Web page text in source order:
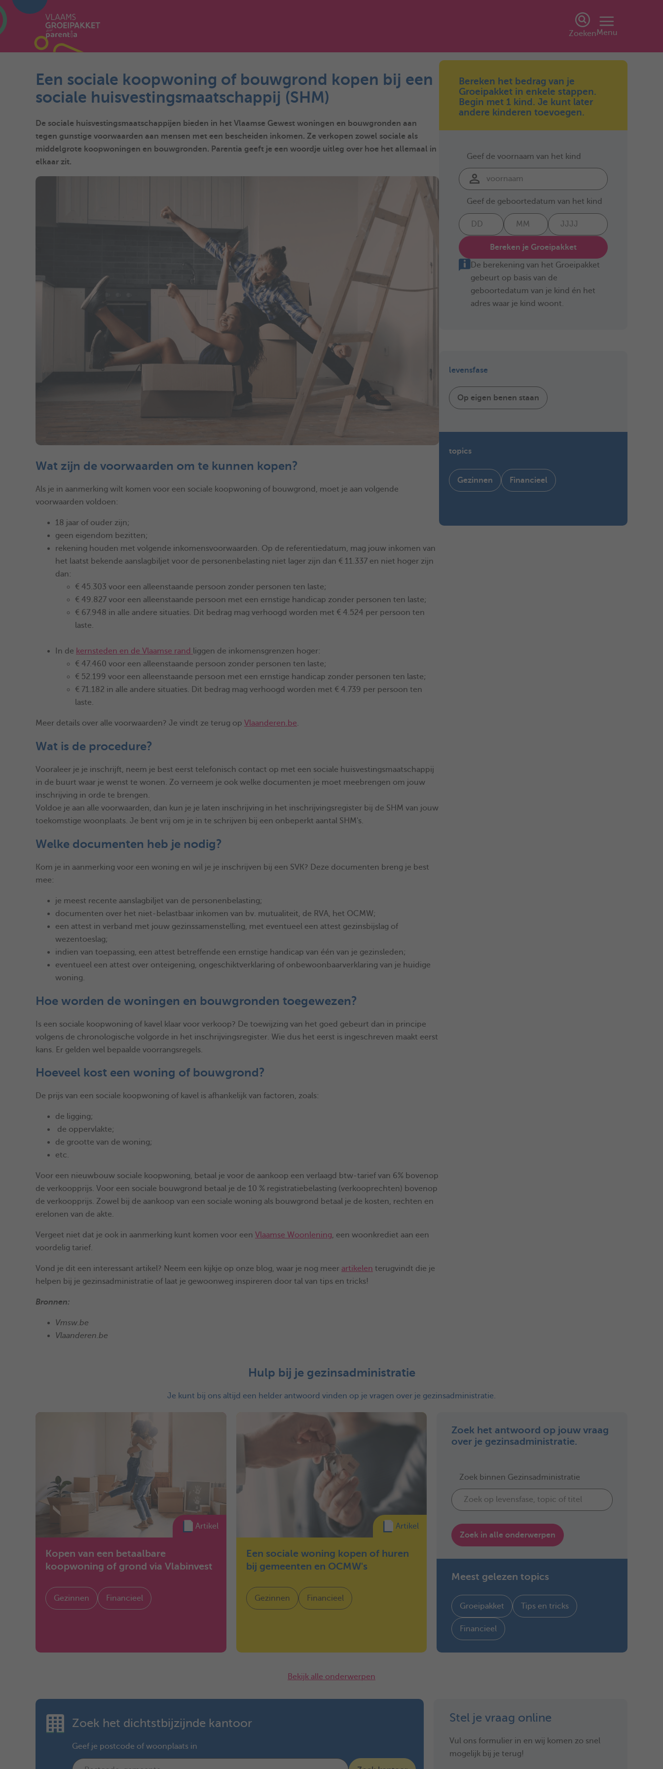
ZoekenMenu
Een sociale koopwoning of bouwgrond kopen bij een
sociale huisvestingsmaatschappij (SHM)
De sociale huisvestingsmaatschappijen bieden in het Vlaamse Gewest woningen en bouwgronden aan
tegen gunstige voorwaarden aan mensen met een bescheiden inkomen. Ze verkopen zowel sociale als
middelgrote koopwoningen en bouwgronden. Parentia geeft je een woordje uitleg over hoe het allemaal in
elkaar zit.
Wat zijn de voorwaarden om te kunnen kopen?
Als je in aanmerking wilt komen voor een sociale koopwoning of bouwgrond, moet je aan volgende
voorwaarden voldoen:
18 jaar of ouder zijn;
geen eigendom bezitten;
rekening houden met volgende inkomensvoorwaarden. Op de referentiedatum, mag jouw inkomen van
het laatst bekende aanslagbiljet voor de personenbelasting niet lager zijn dan € 11.337 en niet hoger zijn
dan:
€ 45.303 voor een alleenstaande persoon zonder personen ten laste;
€ 49.827 voor een alleenstaande persoon met een ernstige handicap zonder personen ten laste;
€ 67.948 in alle andere situaties. Dit bedrag mag verhoogd worden met € 4.524 per persoon ten
laste.
In de kernsteden en de Vlaamse rand liggen de inkomensgrenzen hoger:
€ 47.460 voor een alleenstaande persoon zonder personen ten laste;
€ 52.199 voor een alleenstaande persoon met een ernstige handicap zonder personen ten laste;
€ 71.182 in alle andere situaties. Dit bedrag mag verhoogd worden met € 4.739 per persoon ten
laste.
Meer details over alle voorwaarden? Je vindt ze terug op Vlaanderen.be.
Wat is de procedure?
Vooraleer je je inschrijft, neem je best eerst telefonisch contact op met een sociale huisvestingsmaatschappij
in de buurt waar je wenst te wonen. Zo verneem je ook welke documenten je moet meebrengen om jouw
inschrijving in orde te brengen.
Voldoe je aan alle voorwaarden, dan kun je je laten inschrijving in het inschrijvingsregister bij de SHM van jouw
toekomstige woonplaats. Je bent vrij om je in te schrijven bij een onbeperkt aantal SHM's.
Welke documenten heb je nodig?
Kom je in aanmerking voor een woning en wil je je inschrijven bij een SVK? Deze documenten breng je best
mee:
je meest recente aanslagbiljet van de personenbelasting;
documenten over het niet-belastbaar inkomen van bv. mutualiteit, de RVA, het OCMW;
een attest in verband met jouw gezinssamenstelling, met eventueel een attest gezinsbijslag of
wezentoeslag;
indien van toepassing, een attest betreffende een ernstige handicap van één van je gezinsleden;
eventueel een attest over onteigening, ongeschiktverklaring of onbewoonbaarverklaring van je huidige
woning.
Hoe worden de woningen en bouwgronden toegewezen?
Is een sociale koopwoning of kavel klaar voor verkoop? De toewijzing van het goed gebeurt dan in principe
volgens de chronologische volgorde in het inschrijvingsregister. Wie dus het eerst is ingeschreven maakt eerst
kans. Er gelden wel bepaalde voorrangsregels.
Hoeveel kost een woning of bouwgrond?
De prijs van een sociale koopwoning of kavel is afhankelijk van factoren, zoals:
de ligging;
de oppervlakte;
de grootte van de woning;
etc.
Voor een nieuwbouw sociale koopwoning, betaal je voor de aankoop een verlaagd btw-tarief van 6% bovenop
de verkoopprijs. Voor een sociale bouwgrond betaal je de 10 % registratiebelasting (verkooprechten) bovenop
de verkoopprijs. Zowel bij de aankoop van een sociale woning als bouwgrond betaal je de kosten, rechten en
erelonen van de akte.
Vergeet niet dat je ook in aanmerking kunt komen voor een Vlaamse Woonlening, een woonkrediet aan een
voordelig tarief.
Vond je dit een interessant artikel? Neem een kijkje op onze blog, waar je nog meer artikelen terugvindt die je
helpen bij je gezinsadministratie of laat je gewoonweg inspireren door tal van tips en tricks!
Bronnen:
Vmsw.be
Vlaanderen.be
Bereken het bedrag van je
Groeipakket in enkele stappen.
Begin met 1 kind. Je kunt later
andere kinderen toevoegen.
Geef de voornaam van het kind
Geef de geboortedatum van het kind
Bereken je Groeipakket
De berekening van het Groeipakket
gebeurt op basis van de
geboortedatum van je kind én het
adres waar je kind woont.
levensfase
Op eigen benen staan
topics
Gezinnen Financieel
Hulp bij je gezinsadministratie
Je kunt bij ons altijd een helder antwoord vinden op je vragen over je gezinsadministratie.
Artikel
Kopen van een betaalbare
koopwoning of grond via Vlabinvest
Gezinnen Financieel
Artikel
Een sociale woning kopen of huren
bij gemeenten en OCMW's
Gezinnen Financieel
Zoek het antwoord op jouw vraag
over je gezinsadministratie.
Zoek binnen Gezinsadministratie
Zoek in alle onderwerpen
Meest gelezen topics
Groeipakket Tips en tricks
Financieel
Bekijk alle onderwerpen
Zoek het dichtstbijzijnde kantoor
Geef je postcode of woonplaats in
Stel je vraag online
Vul ons formulier in en wij komen zo snel
mogelijk bij je terug!